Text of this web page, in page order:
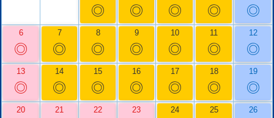
◎ ◎ ◎ ◎ ◎
6
◎
7
◎
8
◎
9
◎
10
◎
11
◎
12
◎
13
◎
14
◎
15
◎
16
◎
17
◎
18
◎
19
◎
20 21 22 23 24 25 26